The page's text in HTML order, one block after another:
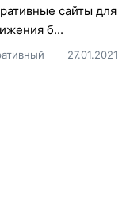
сайты для
б...
27.01.2021